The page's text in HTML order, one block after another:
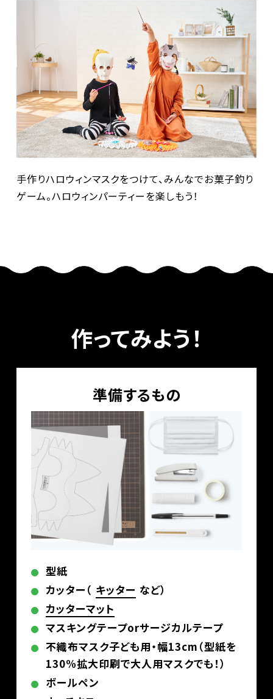
手作りハロウィンマスクをつけて、みんなでお菓子釣り
ゲーム。ハロウィンパーティーを楽しもう！
作ってみよう！
準備するもの
型紙
カッター（ キッター など）
カッターマット
マスキングテープorサージカルテープ
不織布マスク子ども用・幅13cm（型紙を
130%拡大印刷で大人用マスクでも！）
ボールペン